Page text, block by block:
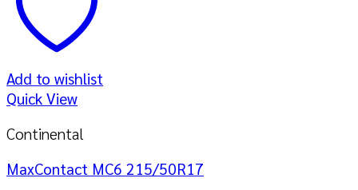
Add to wishlist
Quick View
Continental
MaxContact MC6 215/50R17